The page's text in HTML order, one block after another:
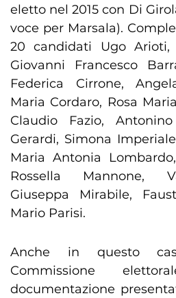
eletto nel 2015 con Di
voce per Marsala).
20 candidati Ugo Arioti,
Giovanni Francesco
Federica Cirrone,
Maria Cordaro, Rosa
Claudio Fazio,
Gerardi, Simona
Maria Antonia
Rossella Mannone,
Giuseppa Mirabile,
Mario Parisi.
Anche in questo
Commissione
documentazione